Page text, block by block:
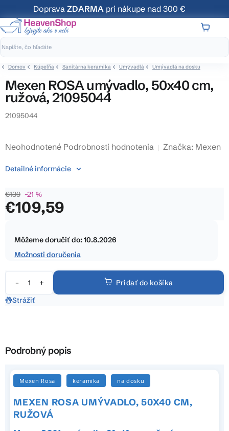
na
obsah
Doprava ZDARMA pri nákupe nad 300 €
Domov Kúpeľňa Sanitárna keramika Umývadlá Umývadlá na dosku
Mexen ROSA umývadlo, 50x40 cm,
ružová, 21095044
21095044
Priemerné
produktu
0,0
z
Neohodnotené Podrobnosti hodnotenia Značka: Mexen
€139 –21 %
€109,59
cena:
Môžeme doručiť do:10.8.2026
Možnosti doručenia
Pridať do košíka
Detailné informácie
Strážiť
Podrobný popis
Mexen Rosa keramika na dosku
MEXEN ROSA UMÝVADLO, 50X40 CM,
RUŽOVÁ